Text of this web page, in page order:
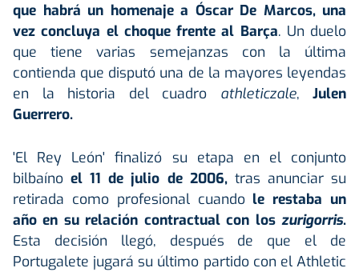
que habrá un homenaje a Óscar De Marcos, una
vez concluya el choque frente al Barça. Un duelo
que tiene varias semejanzas con la última
contienda que disputó una de la mayores leyendas
en la historia del cuadro athleticzale, Julen
Guerrero.
'El Rey León' finalizó su etapa en el conjunto
bilbaínoel 11 de julio de 2006,tras anunciar su
retirada como profesional cuando le restaba un
año en su relación contractual con los zurigorris.
Esta decisión llegó, después de que el de
Portugalete jugará su último partido con el Athletic